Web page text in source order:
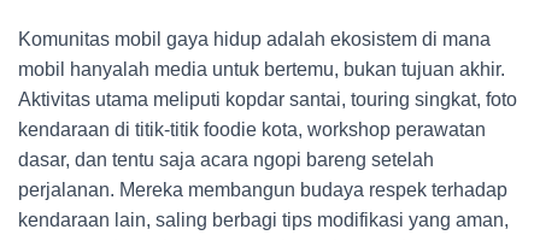
Komunitas mobil gaya hidup adalah ekosistem di mana
mobil hanyalah media untuk bertemu, bukan tujuan akhir.
Aktivitas utama meliputi kopdar santai, touring singkat, foto
kendaraan di titik-titik foodie kota, workshop perawatan
dasar, dan tentu saja acara ngopi bareng setelah
perjalanan. Mereka membangun budaya respek terhadap
kendaraan lain, saling berbagi tips modifikasi yang aman,